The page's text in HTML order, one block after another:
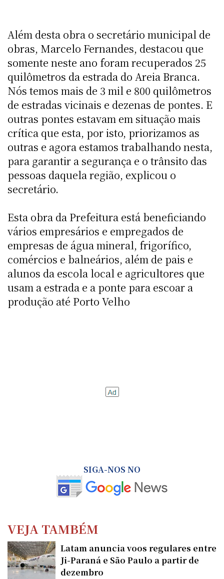
Além desta obra o secretário municipal de
obras, Marcelo Fernandes, destacou que
somente neste ano foram recuperados 25
quilômetros da estrada do Areia Branca.
Nós temos mais de 3 mil e 800 quilômetros
de estradas vicinais e dezenas de pontes. E
outras pontes estavam em situação mais
crítica que esta, por isto, priorizamos as
outras e agora estamos trabalhando nesta,
para garantir a segurança e o trânsito das
pessoas daquela região, explicou o
secretário.
Esta obra da Prefeitura está beneficiando
vários empresários e empregados de
empresas de água mineral, frigorífico,
comércios e balneários, além de pais e
alunos da escola local e agricultores que
usam a estrada e a ponte para escoar a
produção até Porto Velho
SIGA-NOS NO
VEJA TAMBÉM
Latam anuncia voos regulares entre
Ji-Paraná e São Paulo a partir de
dezembro